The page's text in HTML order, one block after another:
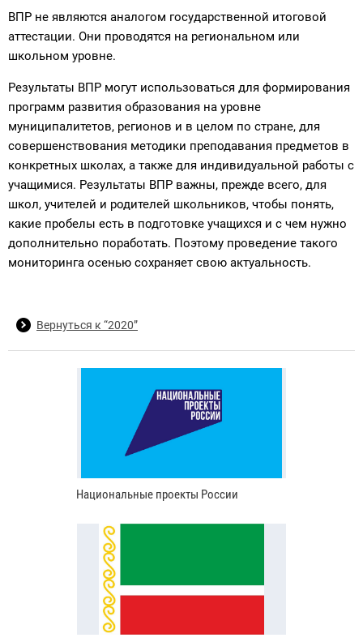
ВПР не являются аналогом государственной итоговой
аттестации. Они проводятся на региональном или
школьном уровне.
Результаты ВПР могут использоваться для формирования
программ развития образования на уровне
муниципалитетов, регионов и в целом по стране, для
совершенствования методики преподавания предметов в
конкретных школах, а также для индивидуальной работы с
учащимися. Результаты ВПР важны, прежде всего, для
школ, учителей и родителей школьников, чтобы понять,
какие пробелы есть в подготовке учащихся и с чем нужно
дополнительно поработать. Поэтому проведение такого
мониторинга осенью сохраняет свою актуальность.
Вернуться к “2020”
Национальные проекты России